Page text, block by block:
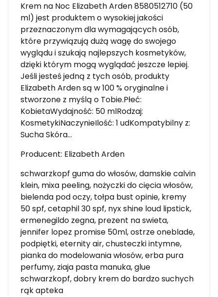
Krem na Noc Elizabeth Arden 8580512710 (50
ml) jest produktem o wysokiej jakości
przeznaczonym dla wymagających osób,
które przywiązują dużą wagę do swojego
wyglądu i szukają najlepszych kosmetyków,
dzięki którym mogą wyglądać jeszcze lepiej.
Jeśli jesteś jedną z tych osób, produkty
Elizabeth Arden są w 100 % oryginalne i
stworzone z myślą o Tobie.Płeć:
KobietaWydajność: 50 mlRodzaj:
KosmetykiNaczynieIlość: 1 udKompatybilny z:
Sucha Skóra…
Producent: Elizabeth Arden
schwarzkopf guma do włosów, damskie calvin
klein, mixa peeling, nożyczki do cięcia włosów,
bielenda pod oczy, tołpa bust opinie, kremy
50 spf, cetaphil 30 spf, nyx shine loud lipstick,
ermenegildo zegna, prezent na swieta,
jennifer lopez promise 50ml, ostrze oneblade,
podpiętki, eternity air, chusteczki intymne,
pianka do modelowania włosów, erba pura
perfumy, ziaja pasta manuka, glue
schwarzkopf, dobry krem do bardzo suchych
rąk apteka